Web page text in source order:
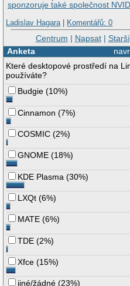
sponzoruje také společnost
Ladislav Hagara| Komentářů: 0
Centrum | Napsat| Starší
Anketa
Které desktopové prostředí na
používáte?
Budgie (10%)
Cinnamon (7%)
COSMIC (2%)
GNOME (18%)
KDE Plasma (30%)
LXQt (6%)
MATE (6%)
TDE (2%)
Xfce (15%)
jiné/žádné (23%)